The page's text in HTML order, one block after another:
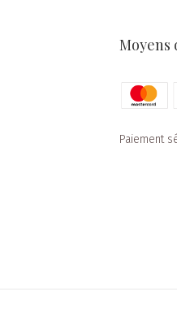
Moyens
Paiement